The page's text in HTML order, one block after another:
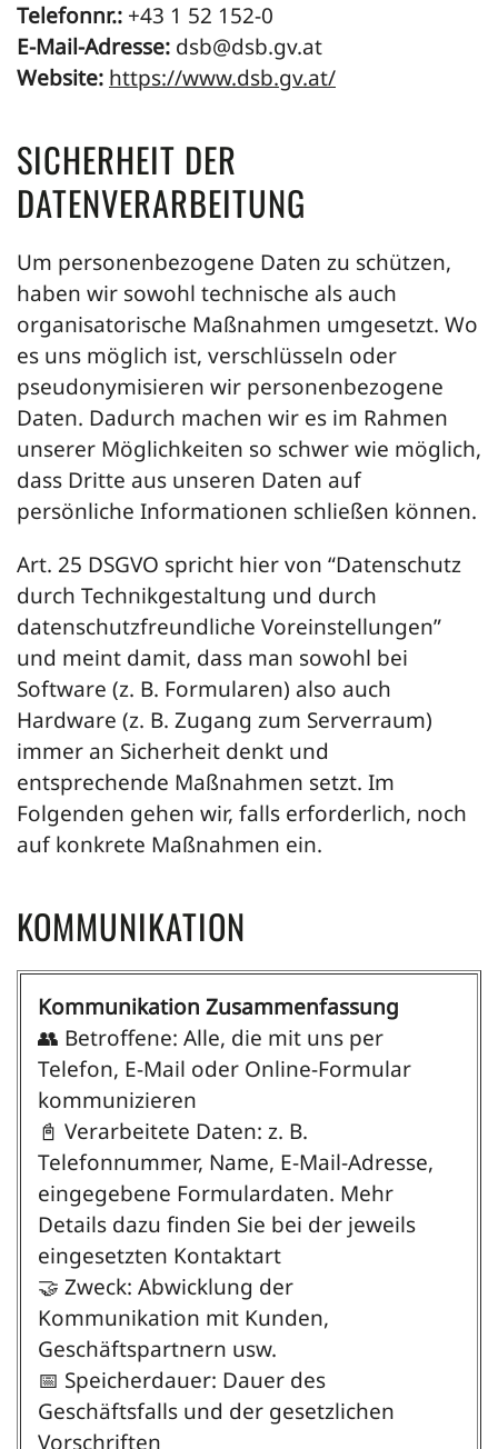
Telefonnr.: +43 1 52 152-0
E-Mail-Adresse: dsb@dsb.gv.at
Website: https://www.dsb.gv.at/
SICHERHEIT DER
DATENVERARBEITUNG
Um personenbezogene Daten zu schützen,
haben wir sowohl technische als auch
organisatorische Maßnahmen umgesetzt. Wo
es uns möglich ist, verschlüsseln oder
pseudonymisieren wir personenbezogene
Daten. Dadurch machen wir es im Rahmen
unserer Möglichkeiten so schwer wie möglich,
dass Dritte aus unseren Daten auf
persönliche Informationen schließen können.
Art. 25 DSGVO spricht hier von “Datenschutz
durch Technikgestaltung und durch
datenschutzfreundliche Voreinstellungen”
und meint damit, dass man sowohl bei
Software (z. B. Formularen) also auch
Hardware (z. B. Zugang zum Serverraum)
immer an Sicherheit denkt und
entsprechende Maßnahmen setzt. Im
Folgenden gehen wir, falls erforderlich, noch
auf konkrete Maßnahmen ein.
KOMMUNIKATION
Kommunikation Zusammenfassung
👥 Betroffene: Alle, die mit uns per
Telefon, E-Mail oder Online-Formular
kommunizieren
📓 Verarbeitete Daten: z. B.
Telefonnummer, Name, E-Mail-Adresse,
eingegebene Formulardaten. Mehr
Details dazu finden Sie bei der jeweils
eingesetzten Kontaktart
🤝 Zweck: Abwicklung der
Kommunikation mit Kunden,
Geschäftspartnern usw.
📅 Speicherdauer: Dauer des
Geschäftsfalls und der gesetzlichen
Vorschriften